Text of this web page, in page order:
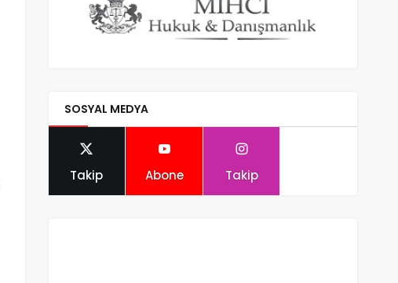
SOSYAL MEDYA
Takip Abone Takip